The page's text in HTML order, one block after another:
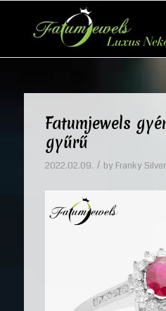
Fatumjewels
gyűrű
2022.02.09. / by Franky Silver